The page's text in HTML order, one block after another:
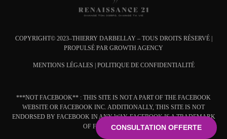
CONSULTATION OFFERTE
COPYRIGHT© 2023–THIERRY DARBELLAY – TOUS DROITS RÉSERVÉ |
PROPULSÉ PAR GROWTH AGENCY
MENTIONS LÉGALES POLITIQUE DE CONFIDENTIALITÉ
***NOT FACEBOOK** : THIS SITE IS NOT A PART OF THE FACEBOOK
WEBSITE OR FACEBOOK INC. ADDITIONALLY, THIS SITE IS NOT
ENDORSED BY FACEBOOK IN ANY WAY. FACEBOOK IS A TRADEMARK
OF FACEBOOK, INC.*